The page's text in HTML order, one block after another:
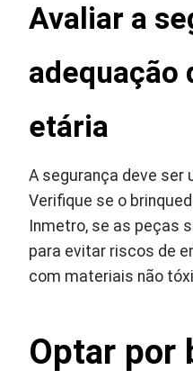
Avaliar a
adequação
etária
A segurança deve ser
Verifique se o
Inmetro, se as peças
para evitar riscos de
com materiais não
Optar por